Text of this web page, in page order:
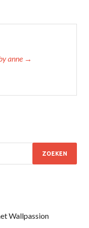
anne →
Wallpassion